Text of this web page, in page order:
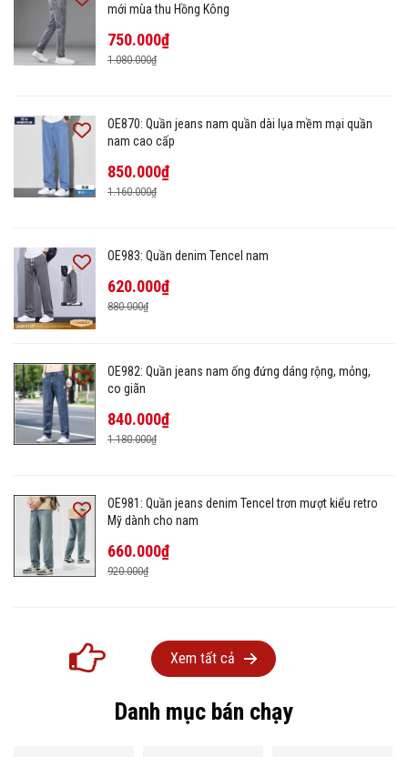
mới mùa thu Hồng Kông
750.000₫
1.080.000₫
OE870: Quần jeans nam quần dài lụa mềm mại quần
nam cao cấp
850.000₫
1.160.000₫
OE983: Quần denim Tencel nam
620.000₫
880.000₫
OE982: Quần jeans nam ống đứng dáng rộng, mỏng,
co giãn
840.000₫
1.180.000₫
OE981: Quần jeans denim Tencel trơn mượt kiểu retro
Mỹ dành cho nam
660.000₫
920.000₫
Xem tất cả
Danh mục bán chạy